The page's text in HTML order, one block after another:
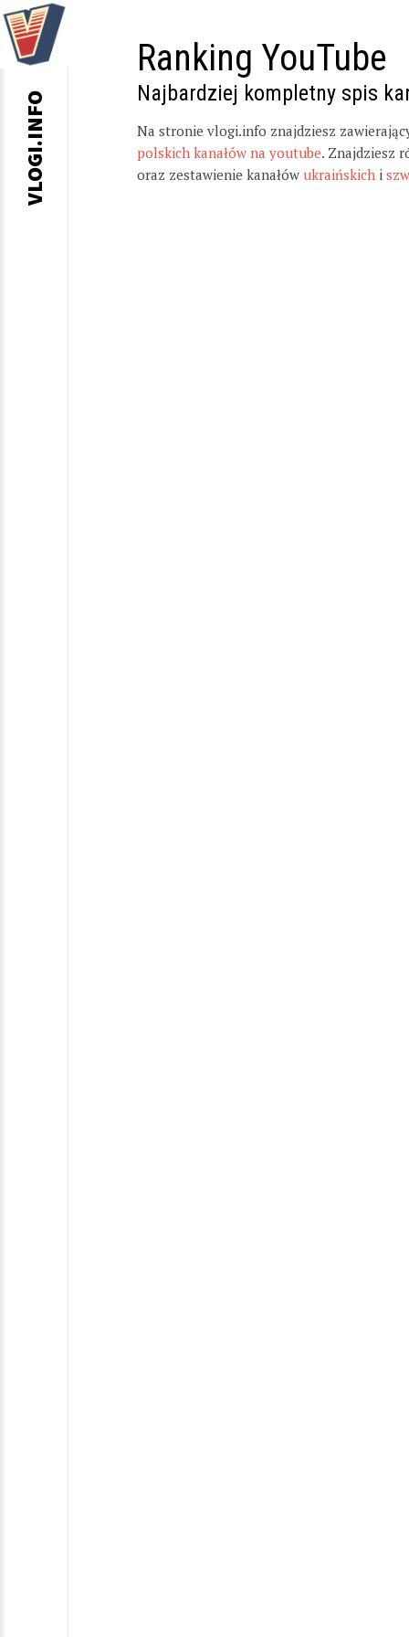
Ranking YouTube
Najbardziej kompletny spis
Na stronie vlogi.info znajdziesz
polskich kanałów na youtube. Znajdziesz
oraz zestawienie kanałów ukraińskich i
VLOGI.INFO